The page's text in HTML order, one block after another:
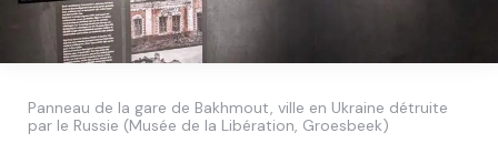
Panneau de la gare de Bakhmout, ville en Ukraine détruite
par le Russie (Musée de la Libération, Groesbeek)